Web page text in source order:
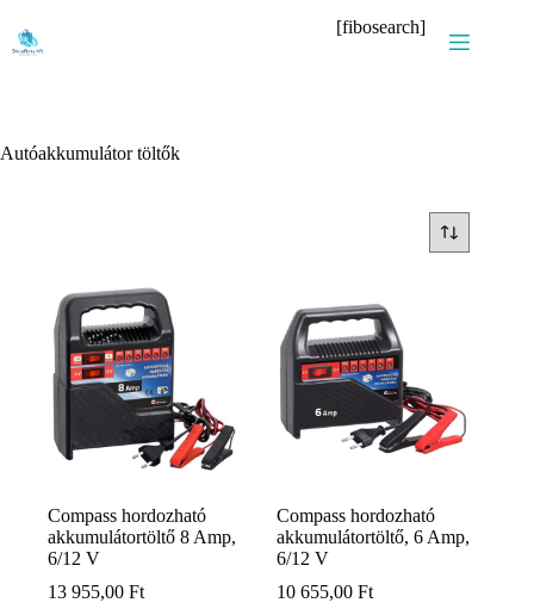
content
[fibosearch]
Autóakkumulátor töltők
Compass hordozható
akkumulátortöltő 8 Amp,
6/12 V
13 955,00 Ft
Compass hordozható
akkumulátortöltő, 6 Amp,
6/12 V
10 655,00Ft